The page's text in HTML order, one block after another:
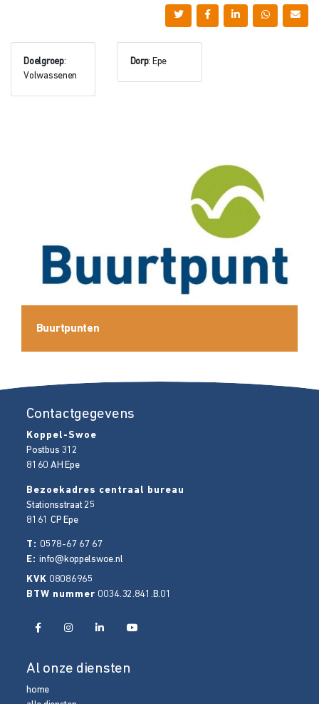
Doelgroep:
Volwassenen
Dorp: Epe
Buurtpunten
Contactgegevens
Koppel-Swoe
Postbus 312
8160 AH Epe
Bezoekadres centraal bureau
Stationsstraat 25
8161 CP Epe
T: 0578-67 67 67
E:info@koppelswoe.nl
KVK 08086965
BTW nummer 0034.32.841.B.01
Al onze diensten
home